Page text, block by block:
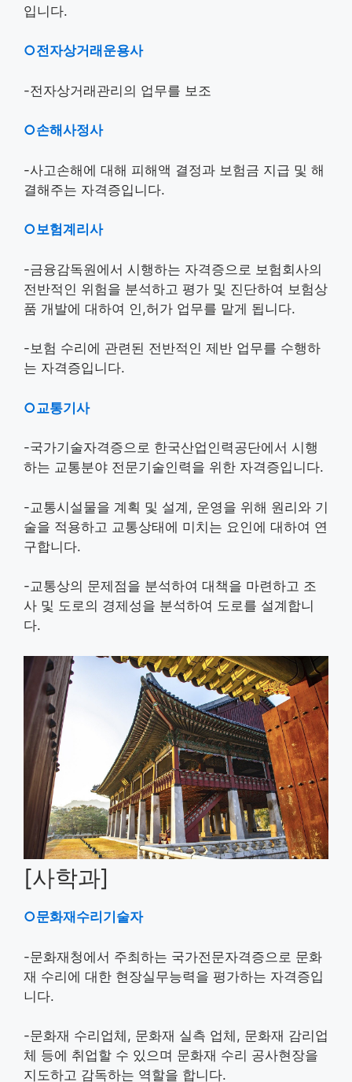
입니다.
○전자상거래운용사
-전자상거래관리의 업무를 보조
○손해사정사
-사고손해에 대해 피해액 결정과 보험금 지급 및 해
결해주는 자격증입니다.
○보험계리사
-금융감독원에서 시행하는 자격증으로 보험회사의
전반적인 위험을 분석하고 평가 및 진단하여 보험상
품 개발에 대하여 인,허가 업무를 맡게 됩니다.
-보험 수리에 관련된 전반적인 제반 업무를 수행하
는 자격증입니다.
○교통기사
-국가기술자격증으로 한국산업인력공단에서 시행
하는 교통분야 전문기술인력을 위한 자격증입니다.
-교통시설물을 계획 및 설계, 운영을 위해 원리와 기
술을 적용하고 교통상태에 미치는 요인에 대하여 연
구합니다.
-교통상의 문제점을 분석하여 대책을 마련하고 조
사 및 도로의 경제성을 분석하여 도로를 설계합니
다.
[사학과]
○문화재수리기술자
-문화재청에서 주최하는 국가전문자격증으로 문화
재 수리에 대한 현장실무능력을 평가하는 자격증입
니다.
-문화재 수리업체, 문화재 실측 업체, 문화재 감리업
체 등에 취업할 수 있으며 문화재 수리 공사현장을
지도하고 감독하는 역할을 합니다.